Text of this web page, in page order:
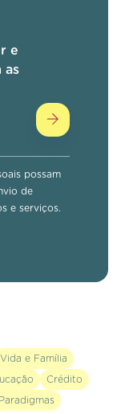
e
as
possam
de
e serviços.
Vida e Família
Crédito